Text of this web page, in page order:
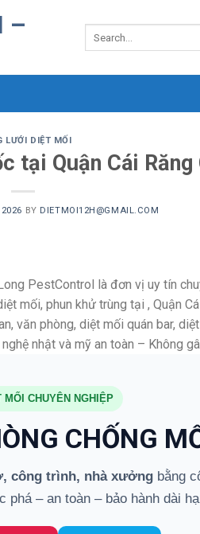
LƯỚI DIỆT MỐI
tại Quận Cái Răng
BY DIETMOI12H@GMAIL.COM
PestControl là đơn vị uy tín
mối, phun khử trùng tại , Quận
văn phòng, diệt mối quán bar,
nhật và mỹ an toàn – Không
MỐI CHUYÊN NGHIỆP
CHỐNG
công trình, nhà xưởngbằng
phá – an toàn – bảo hành dài